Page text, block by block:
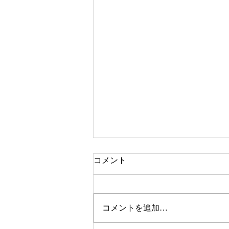
コメント
コメントを追加…